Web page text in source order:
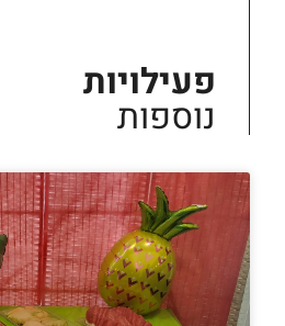
פעילויות
נוספות